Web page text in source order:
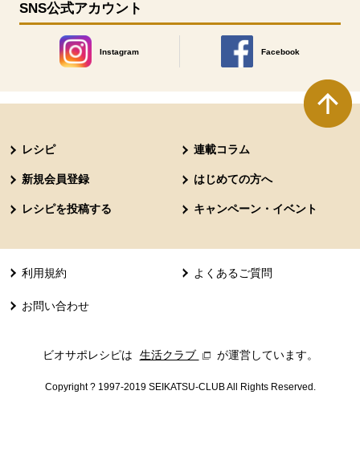
SNS公式アカウント
Instagram
別のウィンドウで開きます。
Facebook
別のウィンドウで開きます
レシピ 連載コラム
新規会員登録 はじめての方へ
レシピを投稿する キャンペーン・イベント
利用規約 よくあるご質問
お問い合わせ
ビオサポレシピは 生活クラブ 別のウィンドウで開きます。
が運営しています。
Copyright ? 1997-2019 SEIKATSU-CLUB All Rights Reserved.